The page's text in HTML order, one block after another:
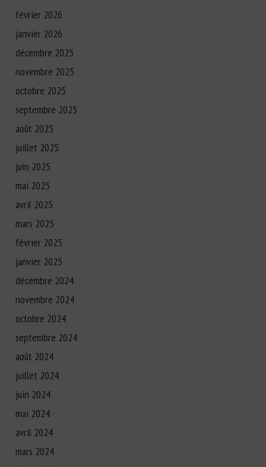
février 2026
janvier 2026
décembre 2025
novembre 2025
octobre 2025
septembre 2025
août 2025
juillet 2025
juin 2025
mai 2025
avril 2025
mars 2025
février 2025
janvier 2025
décembre 2024
novembre 2024
octobre 2024
septembre 2024
août 2024
juillet 2024
juin 2024
mai 2024
avril 2024
mars 2024